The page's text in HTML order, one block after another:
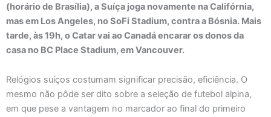
(horário de Brasília), a Suíça joga novamente na Califórnia,
mas em Los Angeles, no SoFi Stadium, contra a Bósnia. Mais
tarde, às 19h, o Catar vai ao Canadá encarar os donos da
casa no BC Place Stadium, em Vancouver.
Relógios suíços costumam significar precisão, eficiência. O
mesmo não pôde ser dito sobre a seleção de futebol alpina,
em que pese a vantagem no marcador ao final do primeiro